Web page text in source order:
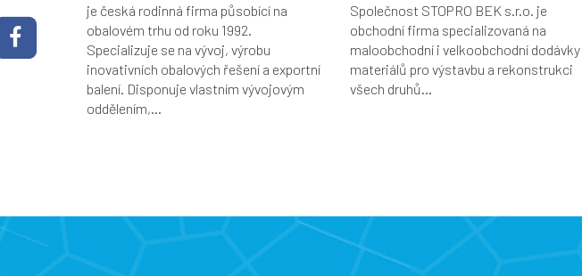
je česká rodinná firma působící na
obalovém trhu od roku 1992.
Specializuje se na vývoj, výrobu
inovativních obalových řešení a exportní
balení. Disponuje vlastním vývojovým
oddělením,...
Společnost STOPRO BEK s.r.o. je
obchodní firma specializovaná na
maloobchodní i velkoobchodní dodávky
materiálů pro výstavbu a rekonstrukci
všech druhů...